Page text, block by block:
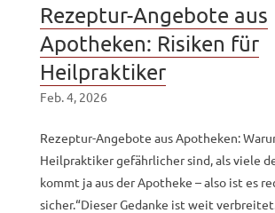
Rezeptur-Angebote aus
Apotheken: Risiken für
Heilpraktiker
Feb. 4, 2026
Rezeptur-Angebote aus Apotheken:
Heilpraktiker gefährlicher sind, als viele
kommt ja aus der Apotheke – also ist es
sicher.“Dieser Gedanke ist weit